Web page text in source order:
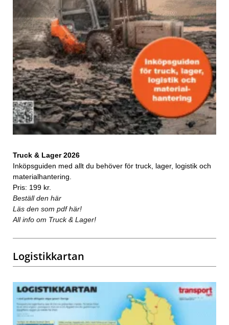
Truck & Lager 2026
Inköpsguiden med allt du behöver för truck, lager, logistik och
materialhantering.
Pris: 199 kr.
Beställ den här
Läs den som pdf här!
All info om Truck & Lager!
Logistikkartan